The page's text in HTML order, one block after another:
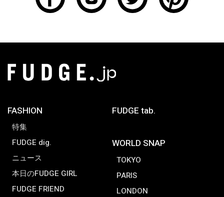
FASHION
特集
FUDGE dig.
ニュース
本日のFUDGE GIRL
FUDGE FRIEND
FUDGE tab.
WORLD SNAP
TOKYO
PARIS
LONDON